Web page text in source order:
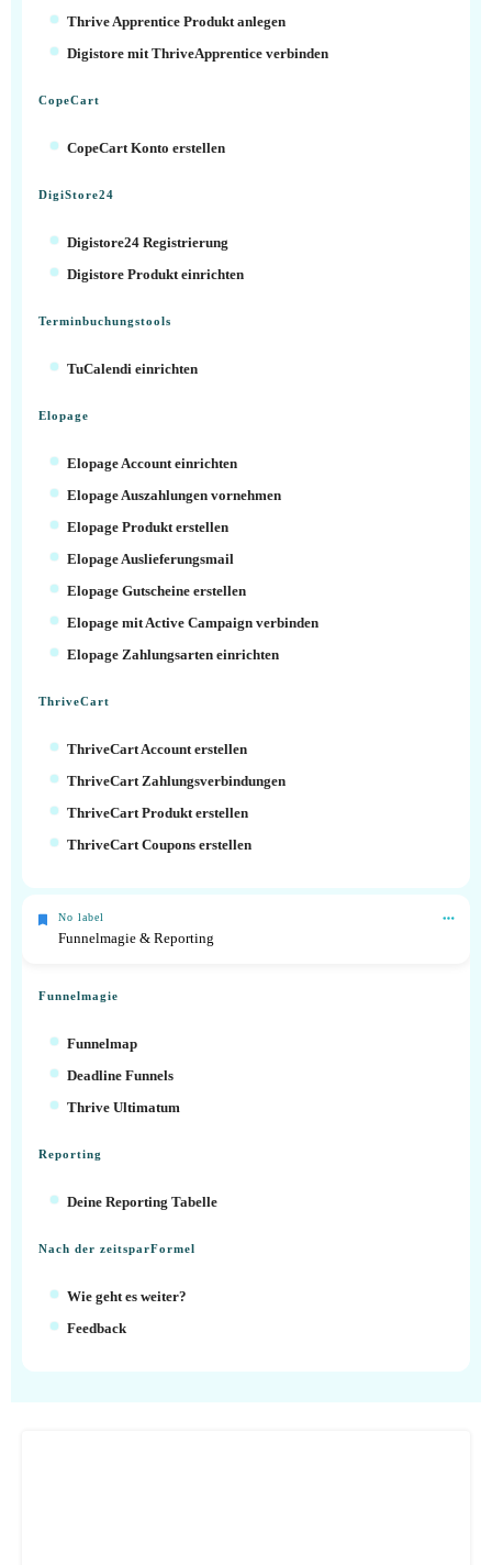
Thrive Apprentice Produkt anlegen
Digistore mit ThriveApprentice verbinden
CopeCart
CopeCart Konto erstellen
DigiStore24
Digistore24 Registrierung
Digistore Produkt einrichten
Terminbuchungstools
TuCalendi einrichten
Elopage
Elopage Account einrichten
Elopage Auszahlungen vornehmen
Elopage Produkt erstellen
Elopage Auslieferungsmail
Elopage Gutscheine erstellen
Elopage mit Active Campaign verbinden
Elopage Zahlungsarten einrichten
ThriveCart
ThriveCart Account erstellen
ThriveCart Zahlungsverbindungen
ThriveCart Produkt erstellen
ThriveCart Coupons erstellen
No label
Funnelmagie & Reporting
Funnelmagie
Funnelmap
Deadline Funnels
Thrive Ultimatum
Reporting
Deine Reporting Tabelle
Nach der zeitsparFormel
Wie geht es weiter?
Feedback